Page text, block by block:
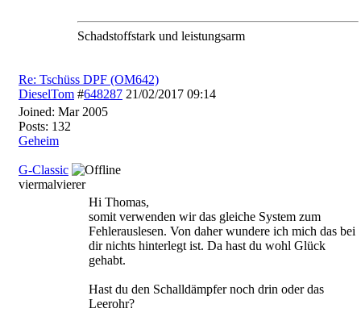
Schadstoffstark und leistungsarm
Re: Tschüss DPF (OM642)
DieselTom #648287 21/02/2017 09:14
Joined: Mar 2005
Posts: 132
Geheim
G-Classic
viermalvierer
Hi Thomas,
somit verwenden wir das gleiche System zum
Fehlerauslesen. Von daher wundere ich mich das bei
dir nichts hinterlegt ist. Da hast du wohl Glück
gehabt.
Hast du den Schalldämpfer noch drin oder das
Leerohr?